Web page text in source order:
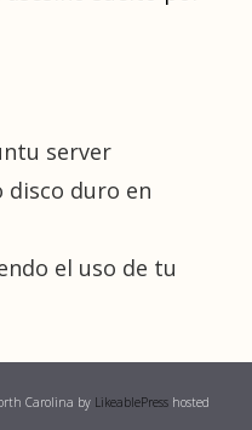
server
disco duro en
el uso de tu
Carolina by LikeablePress hosted